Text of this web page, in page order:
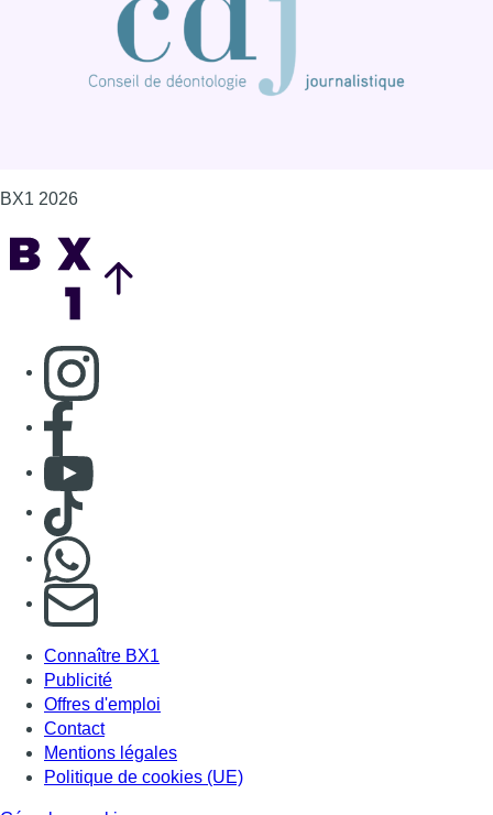
BX1 2026
Consulter page Instagram
Consulter page Facebook
Consulter Youtube
Consulter TikTok
S'abonner à notre newsletter
Connaître BX1
Publicité
Offres d'emploi
Contact
Mentions légales
Politique de cookies (UE)